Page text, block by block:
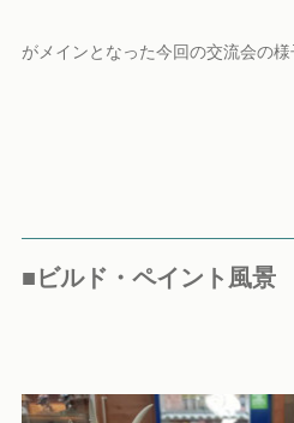
がメインとなった今回の交流会の
■ビルド・ペイント風景